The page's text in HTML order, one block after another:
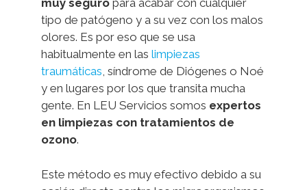
muy seguro para acabar con cualquier
tipo de patógeno y a su vez con los malos
olores. Es por eso que se usa
habitualmente en las limpiezas
traumáticas, síndrome de Diógenes o Noé
y en lugares por los que transita mucha
gente. En LEU Servicios somos expertos
en limpiezas con tratamientos de
ozono.
Este método es muy efectivo debido a su